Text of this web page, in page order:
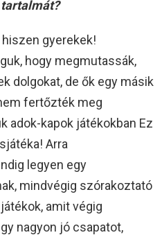
hiszen gyerekek!
hogy megmutassák,
dolgokat, de ők egy másik
fertőzték meg
adok-kapok játékokban Ez
Arra
legyen egy
mindvégig szórakoztató
amit végig
nagyon jó csapatot,